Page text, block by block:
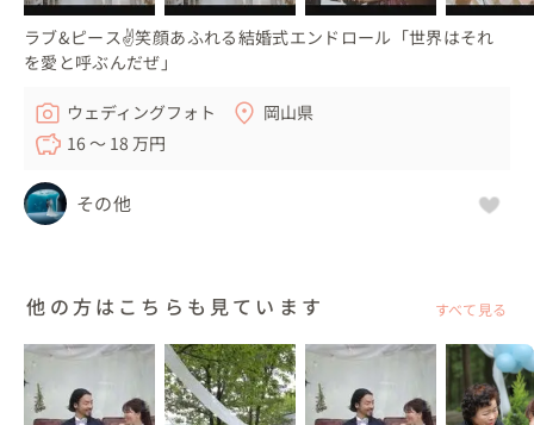
ラブ&ピース✌️笑顔あふれる結婚式エンドロール「世界はそれ
を愛と呼ぶんだぜ」
ウェディングフォト
岡山県
16 〜 18 万円
その他
他の方はこちらも見ています すべて見る